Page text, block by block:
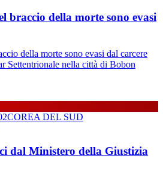
braccio della morte sono evasi
della morte sono evasi dal carcere
Settentrionale nella città di Bobon
COREA DEL SUD
dal Ministero della Giustizia